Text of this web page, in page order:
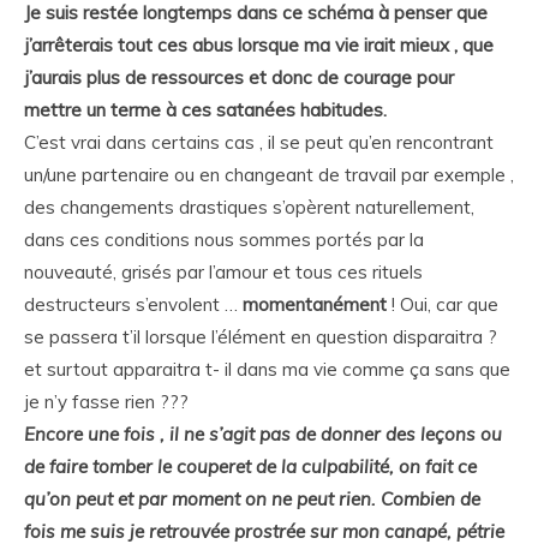
Je suis restée longtemps dans ce schéma à penser que
j’arrêterais tout ces abus lorsque ma vie irait mieux , que
j’aurais plus de ressources et donc de courage pour
mettre un terme à ces satanées habitudes.
C’est vrai dans certains cas , il se peut qu’en rencontrant
un/une partenaire ou en changeant de travail par exemple ,
des changements drastiques s’opèrent naturellement,
dans ces conditions nous sommes portés par la
nouveauté, grisés par l’amour et tous ces rituels
destructeurs s’envolent … momentanément ! Oui, car que
se passera t’il lorsque l’élément en question disparaitra ?
et surtout apparaitra t- il dans ma vie comme ça sans que
je n’y fasse rien ???
Encore une fois , il ne s’agit pas de donner des leçons ou
de faire tomber le couperet de la culpabilité, on fait ce
qu’on peut et par moment on ne peut rien. Combien de
fois me suis je retrouvée prostrée sur mon canapé, pétrie